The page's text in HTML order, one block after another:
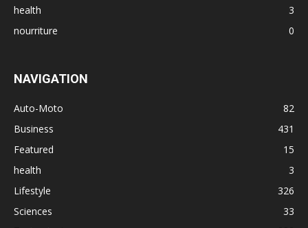
health
3
nourriture
0
NAVIGATION
Auto-Moto
82
Business
431
Featured
15
health
3
Lifestyle
326
Sciences
33